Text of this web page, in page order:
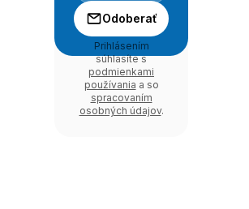
Odoberať
Prihlásením
súhlasíte s
podmienkami
používania a so
spracovaním
osobných údajov.